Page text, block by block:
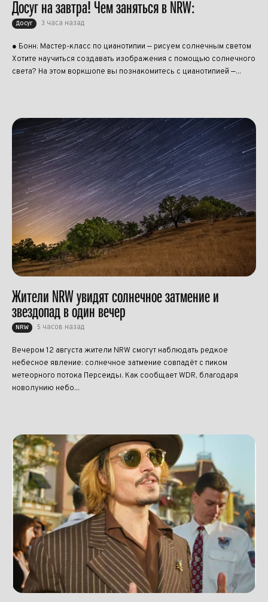
Досуг на завтра! Чем заняться в NRW:
Досуг 3 часа назад
● Бонн: Мастер-класс по цианотипии — рисуем солнечным светом
Хотите научиться создавать изображения с помощью солнечного
света? На этом воркшопе вы познакомитесь с цианотипией —...
Жители NRW увидят солнечное затмение и
звездопад в один вечер
NRW 5 часов назад
Вечером 12 августа жители NRW смогут наблюдать редкое
небесное явление: солнечное затмение совпадёт с пиком
метеорного потока Персеиды. Как сообщает WDR, благодаря
новолунию небо...